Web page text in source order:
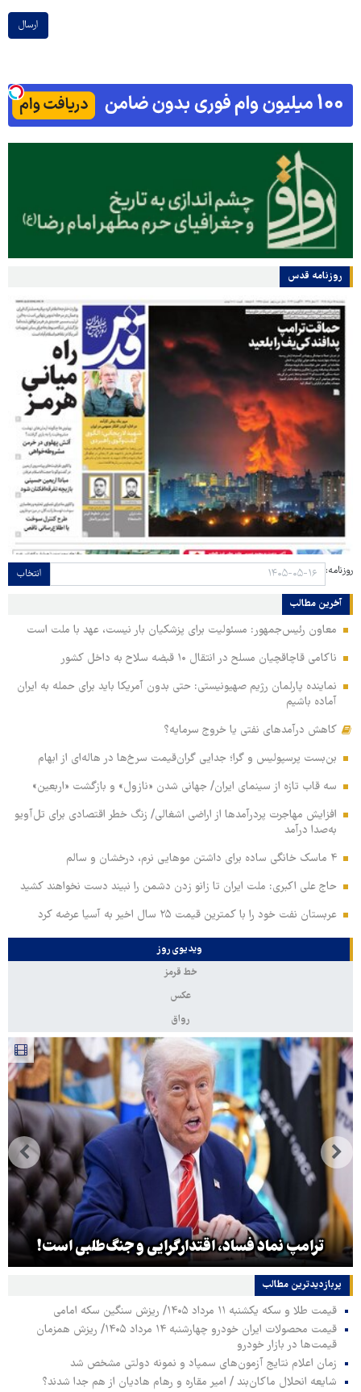
ارسال
روزنامه قدس
روزنامه: انتخاب
آخرین مطالب
معاون رئیس‌جمهور: مسئولیت برای پزشکیان بار نیست، عهد با ملت است
ناکامی قاچاقچیان مسلح در انتقال ۱۰ قبضه سلاح به داخل کشور
نماینده پارلمان رژیم صهیونیستی: حتی بدون آمریکا باید برای حمله به ایران
آماده باشیم
کاهش درآمدهای نفتی یا خروج سرمایه؟
بن‌بست پرسپولیس و گرا؛ جدایی گران‌قیمت سرخ‌ها در هاله‌ای از ابهام
سه قاب تازه از سینمای ایران/ جهانی شدن «نازول» و بازگشت «اربعین»
افزایش مهاجرت پردرآمدها از اراضی اشغالی/ زنگ خطر اقتصادی برای تل‌آویو
به‌صدا درآمد
۴ ماسک خانگی ساده برای داشتن موهایی نرم، درخشان و سالم
حاج علی اکبری: ملت ایران تا زانو زدن دشمن را نبیند دست نخواهند کشید
عربستان نفت خود را با کمترین قیمت ۲۵ سال اخیر به آسیا عرضه کرد
ویدیوی روز
خط قرمز
عکس
رواق
ترامپ نماد فساد، اقتدارگرایی و جنگ‌طلبی است!
پربازدیدترین‌ مطالب
قیمت طلا و سکه یکشنبه ۱۱ مرداد ۱۴۰۵/ ریزش سنگین سکه امامی
قیمت محصولات ایران خودرو چهارشنبه ۱۴ مرداد ۱۴۰۵/ ریزش همزمان
قیمت‌ها در بازار خودرو
زمان اعلام نتایج آزمون‌های سمپاد و نمونه دولتی مشخص شد
شایعه انحلال ماکان‌بند / امیر مقاره و رهام هادیان از هم جدا شدند؟